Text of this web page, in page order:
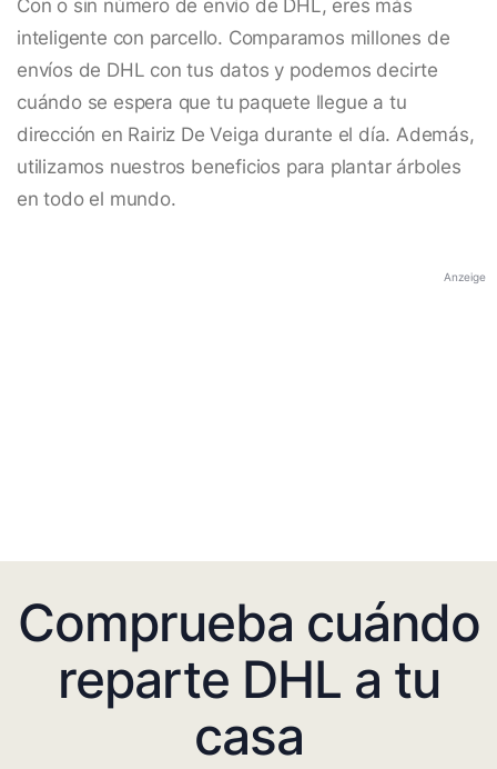
Con o sin número de envío de DHL, eres más
inteligente con parcello. Comparamos millones de
envíos de DHL con tus datos y podemos decirte
cuándo se espera que tu paquete llegue a tu
dirección en Rairiz De Veiga durante el día. Además,
utilizamos nuestros beneficios para plantar árboles
en todo el mundo.
Anzeige
Comprueba cuándo
reparte DHL a tu
casa